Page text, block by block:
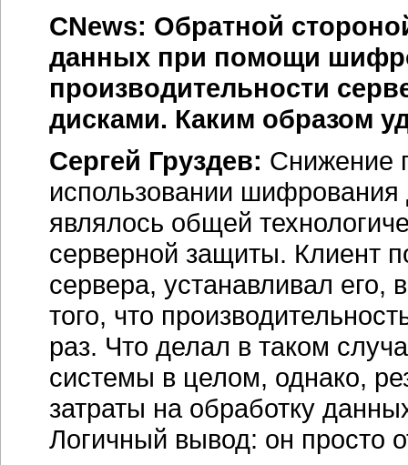
CNews: Обратной
данных при помощи
производительности
дисками. Каким образом
Сергей Груздев: Снижение
использовании
являлось общей
серверной защиты. Клиент
сервера, устанавливал его,
того, что
раз. Что делал в таком
системы в целом, однако,
затраты на обработку
Логичный вывод: он просто